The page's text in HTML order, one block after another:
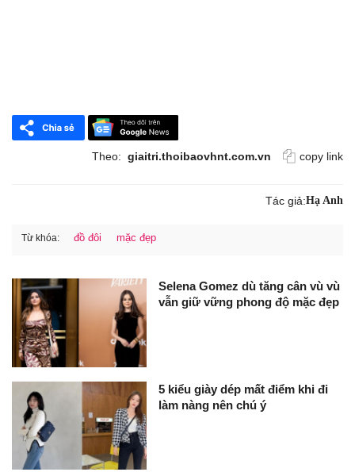
Theo: giaitri.thoibaovhnt.com.vn copy link
Tác giả:Hạ Anh
Từ khóa: đồ đôi mặc đẹp
Selena Gomez dù tăng cân vù vù
vẫn giữ vững phong độ mặc đẹp
5 kiểu giày dép mất điểm khi đi
làm nàng nên chú ý